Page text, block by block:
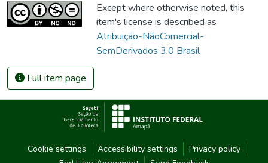
Except where otherwise noted, this
item's license is described as
Atribuição-NãoComercial-
SemDerivados 3.0 Brasil
Full item page
Cookie settings Accessibility settings
Privacy policy